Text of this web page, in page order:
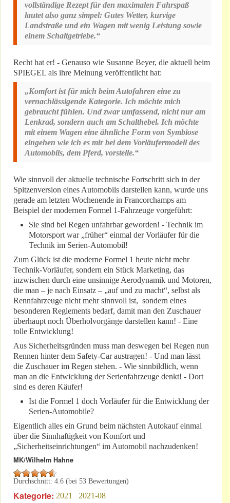
vollständige Rezept für den maximalen Fahrspaß
lautet also ganz simpel: Gutes Wetter, kurvige
Landstraße und ein Wagen mit wenig Leistung sowie
einem Schaltgetriebe.“
Recht hat er! - Genauso wie Susanne Beyer, die aktuell beim
SPIEGEL als ihre Meinung veröffentlicht hat:
„Komfort ist für mich beim Autofahren eine zu
vernachlässigende Kategorie. Ich möchte mich
gebraucht fühlen. Und zwar umfassend, nicht nur am
Lenkrad, sondern auch am Schalthebel. Ich möchte
mit einem Wagen eine ähnliche Form von Symbiose
eingehen wie ich es mir bei dem Vorläufermodell des
Automobils, dem Pferd, vorstelle.“
Wie sinnvoll der aktuelle technische Fortschritt sich in der
Spitzenversion eines Automobils darstellen kann, wurde uns
gerade am letzten Wochenende in Francorchamps am
Beispiel der modernen Formel 1-Fahrzeuge vorgeführt:
Sie sind bei Regen unfahrbar geworden! - Technik im
Motorsport war „früher“ einmal der Vorläufer für die
Technik im Serien-Automobil!
Zum Glück ist die moderne Formel 1 heute nicht mehr
Technik-Vorläufer, sondern ein Stück Marketing, das
inzwischen durch eine unsinnige Aerodynamik und Motoren,
die man – je nach Einsatz – „auf und zu macht“, selbst als
Rennfahrzeuge nicht mehr sinnvoll ist, sondern eines
besonderen Reglements bedarf, damit man den Zuschauer
überhaupt noch Überholvorgänge darstellen kann! - Eine
tolle Entwicklung!
Aus Sicherheitsgründen muss man deswegen bei Regen nun
Rennen hinter dem Safety-Car austragen! - Und man lässt
die Zuschauer im Regen stehen. - Wie sinnbildlich, wenn
man an die Entwicklung der Serienfahrzeuge denkt! - Dort
sind es deren Käufer!
Ist die Formel 1 doch Vorläufer für die Entwicklung der
Serien-Automobile?
Eigentlich alles ein Grund beim nächsten Autokauf einmal
über die Sinnhaftigkeit von Komfort und
„Sicherheitseinrichtungen“ im Automobil nachzudenken!
MK/Wilhelm Hahne
Durchschnitt: 4.6 (bei 53 Bewertungen)
Kategorie: 2021 2021-08